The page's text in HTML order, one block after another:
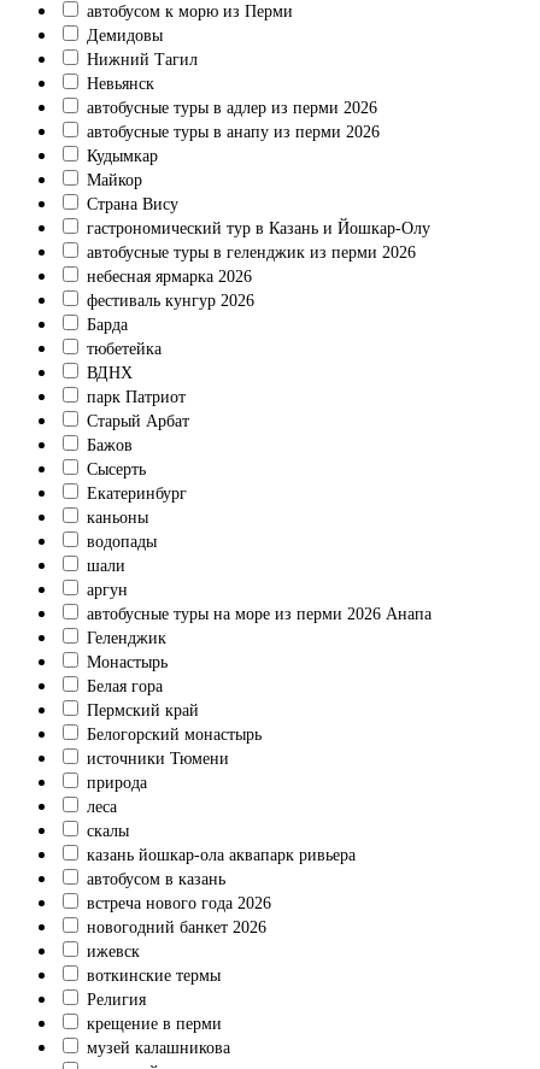
автобусом к морю из Перми
Демидовы
Нижний Тагил
Невьянск
автобусные туры в адлер из перми 2026
автобусные туры в анапу из перми 2026
Кудымкар
Майкор
Страна Вису
гастрономический тур в Казань и Йошкар-Олу
автобусные туры в геленджик из перми 2026
небесная ярмарка 2026
фестиваль кунгур 2026
Барда
тюбетейка
ВДНХ
парк Патриот
Старый Арбат
Бажов
Сысерть
Екатеринбург
каньоны
водопады
шали
аргун
автобусные туры на море из перми 2026 Анапа
Геленджик
Монастырь
Белая гора
Пермский край
Белогорский монастырь
источники Тюмени
природа
леса
скалы
казань йошкар-ола аквапарк ривьера
автобусом в казань
встреча нового года 2026
новогодний банкет 2026
ижевск
воткинские термы
Религия
крещение в перми
музей калашникова